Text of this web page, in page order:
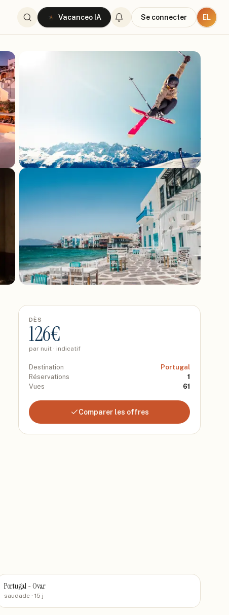
Vacanceo IA Se connecter EL
DÈS
126€
par nuit · indicatif
Destination
Portugal
Réservations
1
Vues
61
Comparer les offres
Portugal - Ovar
saudade · 15 j